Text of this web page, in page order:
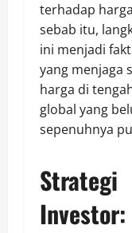
terhadap
sebab itu,
ini menjadi
yang menjaga
harga di
global yang
sepenuhnya
Strategi
Investor: